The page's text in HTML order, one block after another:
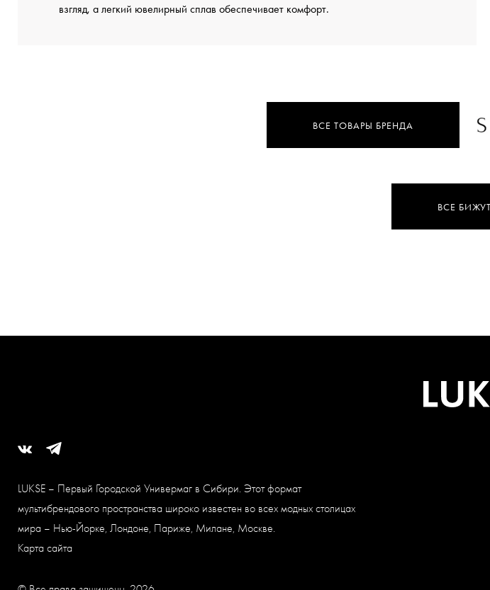
взгляд, а легкий ювелирный сплав обеспечивает комфорт.
ВСЕ ТОВАРЫ БРЕНДА
ВСЕ
LUKSE – Первый Городской Универмаг в Сибири. Этот формат
мультибрендового пространства широко известен во всех модных столицах
мира – Нью-Йорке, Лондоне, Париже, Милане, Москве.
Карта сайта